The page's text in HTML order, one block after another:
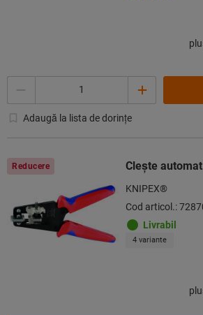
Adaugă la lista de dorințe
Reducere Cleşte
KNIPEX®
Cod articol.:
Livrabil
4 variante